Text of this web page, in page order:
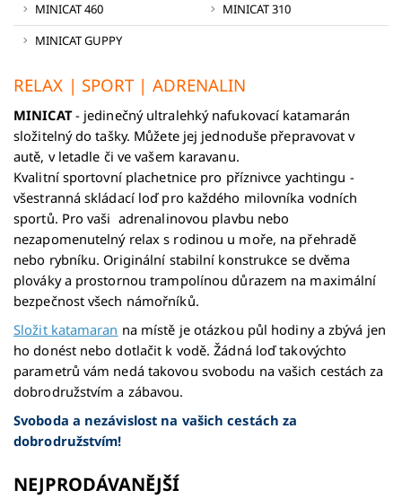
MINICAT 460
MINICAT 310
MINICAT GUPPY
RELAX | SPORT | ADRENALIN
MINICAT- jedinečný ultralehký nafukovací katamarán
složitelný do tašky. Můžete jej jednoduše přepravovat v
autě, v letadle či ve vašem karavanu.
Kvalitní sportovní plachetnice pro příznivce yachtingu -
všestranná skládací loď pro každého milovníka vodních
sportů. Pro vaši adrenalinovou plavbu nebo
nezapomenutelný relax s rodinou u moře, na přehradě
nebo rybníku. Originální stabilní konstrukce se dvěma
plováky a prostornou trampolínou důrazem na maximální
bezpečnost všech námořníků.
Složit katamaran na místě je otázkou půl hodiny a zbývá jen
ho donést nebo dotlačit k vodě. Žádná loď takovýchto
parametrů vám nedá takovou svobodu na vašich cestách za
dobrodružstvím a zábavou.
Svoboda a nezávislost na vašich cestách za
dobrodružstvím!
NEJPRODÁVANĚJŠÍ